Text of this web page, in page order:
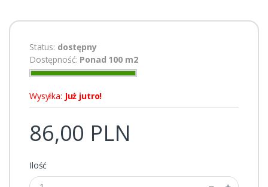
Status: dostępny
Dostępność: Ponad 100 m2
Wysyłka: Już jutro!
86,00 PLN
Ilość